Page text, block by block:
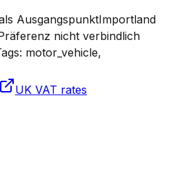
AusgangspunktImportland
nicht verbindlich
motor_vehicle,
UK VAT rates